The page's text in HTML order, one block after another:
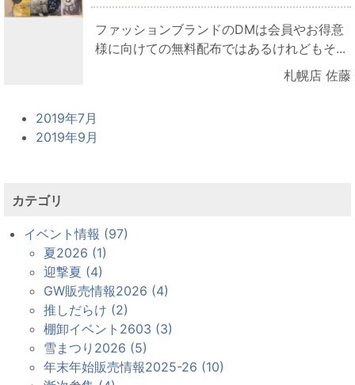
ファッションブランドのDMは会員やお得意
様に向けての無料配布ではあるけれどもそ...
札幌店 佐藤
2019年7月
2019年9月
カテゴリ
イベント情報 (97)
夏2026 (1)
迎撃夏 (4)
GW販売情報2026 (4)
推しだらけ (2)
棚卸イベント2603 (3)
雪まつり2026 (5)
年末年始販売情報2025-26 (10)